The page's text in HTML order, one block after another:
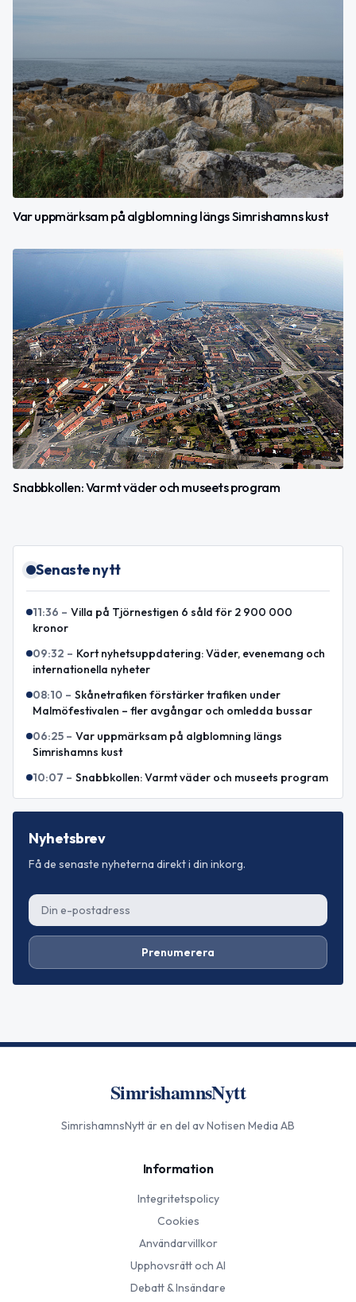
Var uppmärksam på algblomning längs Simrishamns kust
Snabbkollen: Varmt väder och museets program
Senaste nytt
11:36 – Villa på Tjörnestigen 6 såld för 2 900 000
kronor
09:32 – Kort nyhetsuppdatering: Väder, evenemang och
internationella nyheter
08:10 – Skånetrafiken förstärker trafiken under
Malmöfestivalen – fler avgångar och omledda bussar
06:25 – Var uppmärksam på algblomning längs
Simrishamns kust
10:07 – Snabbkollen: Varmt väder och museets program
Nyhetsbrev
Få de senaste nyheterna direkt i din inkorg.
Prenumerera
SimrishamnsNytt
SimrishamnsNyttär en del av Notisen Media AB
Information
Integritetspolicy
Cookies
Användarvillkor
Upphovsrätt och AI
Debatt & Insändare